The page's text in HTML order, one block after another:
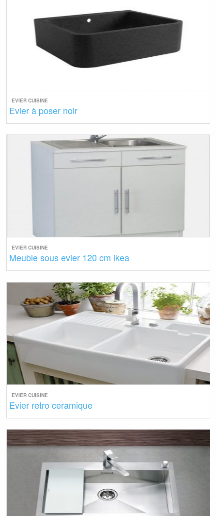
EVIER CUISINE
Evier à poser noir
EVIER CUISINE
Meuble sous evier 120 cm ikea
EVIER CUISINE
Evier retro ceramique